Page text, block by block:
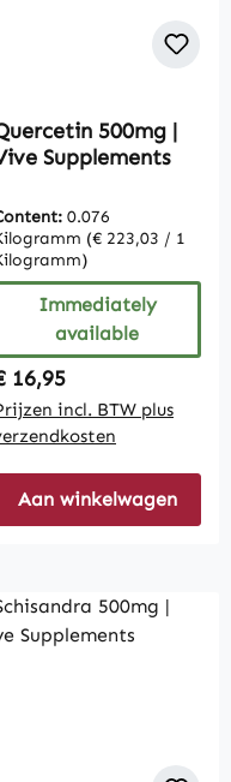
500mg |
Supplements
0.076
(€ 223,03 / 1
Immediately
available
price:
16,95
incl. BTW plus
Aan winkelwagen